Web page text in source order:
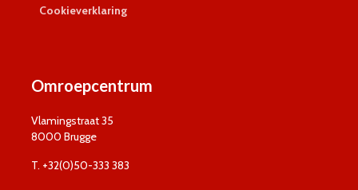
Cookieverklaring
Omroepcentrum
Vlamingstraat 35
8000 Brugge
T. +32(0)50-333 383